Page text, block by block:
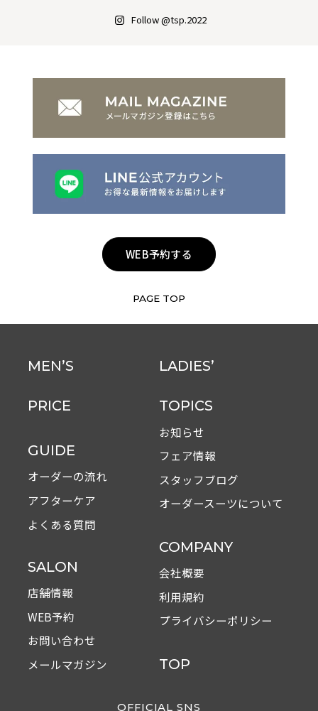
Follow @tsp.2022
WEB予約する
PAGE TOP
MEN’S LADIES’
PRICE
GUIDE
オーダーの流れ
アフターケア
よくある質問
SALON
店舗情報
WEB予約
お問い合わせ
メールマガジン
TOPICS
お知らせ
フェア情報
スタッフブログ
オーダースーツについて
COMPANY
会社概要
利用規約
プライバシーポリシー
TOP
OFFICIAL SNS